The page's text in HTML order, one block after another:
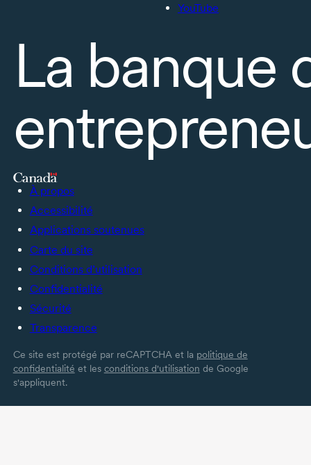
YouTube
La banque
À propos
Accessibilité
Applications soutenues
Carte du site
Conditions d’utilisation
Confidentialité
Sécurité
Transparence
Ce site est protégé par reCAPTCHA et la politique de
confidentialité et les conditions d'utilisation de Google
s'appliquent.